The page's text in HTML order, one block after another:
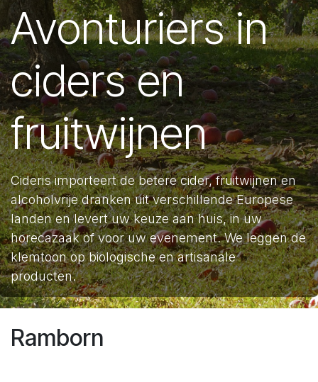
Avonturiers in
ciders en
fruitwijnen
Cideris importeert de betere cider, fruitwijnen en
alcoholvrije dranken uit verschillende Europese
landen en levert uw keuze aan huis, in uw
horecazaak of voor uw evenement. We leggen de
klemtoon op biologische en artisanale
producten.
Ramborn